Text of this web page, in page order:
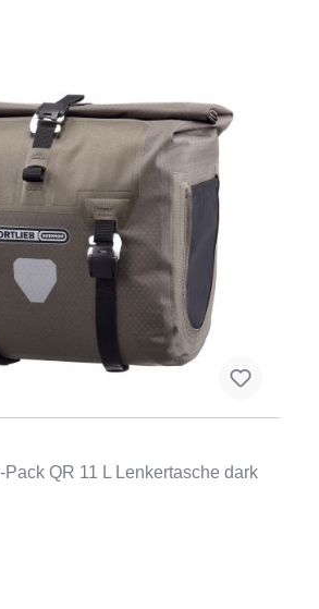
QR 11 L Lenkertasche dark